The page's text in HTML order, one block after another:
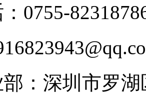
0755-
：深圳市罗